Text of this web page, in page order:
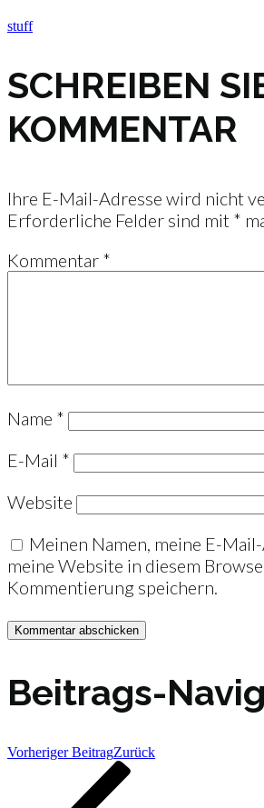
stuff
SCHREIBEN
KOMMENTAR
Ihre E-Mail-Adresse wird nicht
Erforderliche Felder sind mit *
Kommentar *
Name *
E-Mail *
Website
Meinen Namen, meine E-
meine Website in diesem
Kommentierung speichern.
Beitrags-
Vorheriger BeitragZurück